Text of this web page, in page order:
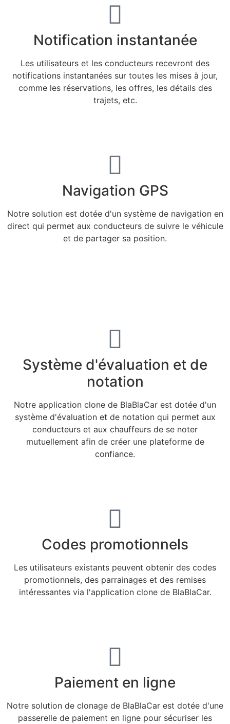
Notification instantanée
Les utilisateurs et les conducteurs recevront des
notifications instantanées sur toutes les mises à jour,
comme les réservations, les offres, les détails des
trajets, etc.
Navigation GPS
Notre solution est dotée d'un système de navigation en
direct qui permet aux conducteurs de suivre le véhicule
et de partager sa position.
Système d'évaluation et de
notation
Notre application clone de BlaBlaCar est dotée d'un
système d'évaluation et de notation qui permet aux
conducteurs et aux chauffeurs de se noter
mutuellement afin de créer une plateforme de
confiance.
Codes promotionnels
Les utilisateurs existants peuvent obtenir des codes
promotionnels, des parrainages et des remises
intéressantes via l'application clone de BlaBlaCar.
Paiement en ligne
Notre solution de clonage de BlaBlaCar est dotée d'une
passerelle de paiement en ligne pour sécuriser les